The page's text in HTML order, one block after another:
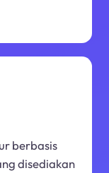
berbasis
disediakan